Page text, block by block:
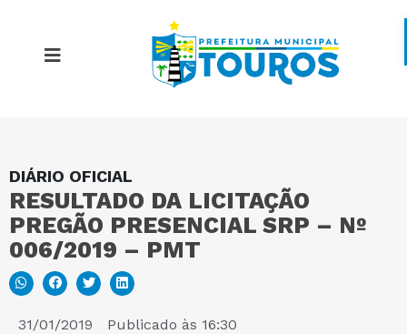
DIÁRIO OFICIAL
RESULTADO DA LICITAÇÃO ​
PREGÃO PRESENCIAL SRP – Nº
006/2019 – PMT
31/01/2019 Publicado às 16:30
MAPA DO SITE
PORTAL DA TRANSPARÊNCIA
E-SIC